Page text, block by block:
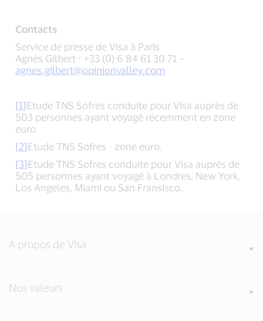
Contacts
Service de presse de Visa à Paris
Agnès Gilbert - +33 (0) 6 84 61 30 71 –
agnes.gilbert@opinionvalley.com
[1] Etude TNS Sofres conduite pour Visa auprès de
503 personnes ayant voyagé récemment en zone
euro
[2] Etude TNS Sofres - zone euro.
[3] Etude TNS Sofres conduite pour Visa auprès de
505 personnes ayant voyagé à Londres, New York,
Los Angeles, Miami ou San Fransisco.
A propos de Visa
Nos valeurs